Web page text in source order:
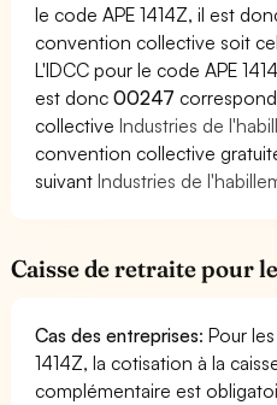
le code APE 1414Z, il est
convention collective soit
L'IDCC pour le code APE
est donc00247
collectiveIndustries de
convention collective
suivantIndustries de
Caisse de retraite pour
Cas des entreprises: Pour
1414Z, la cotisation à la
complémentaire est